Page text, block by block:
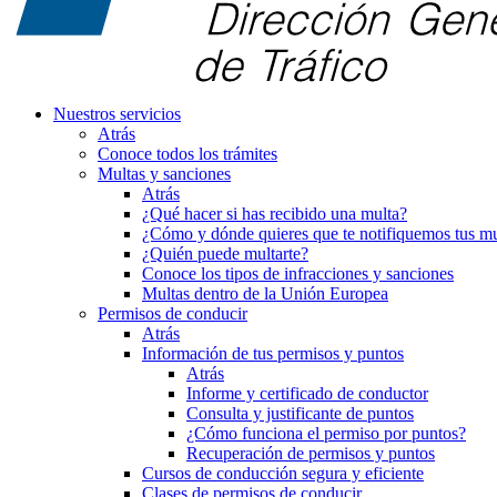
Nuestros servicios
Atrás
Conoce todos los trámites
Multas y sanciones
Atrás
¿Qué hacer si has recibido una multa?
¿Cómo y dónde quieres que te notifiquemos tus
¿Quién puede multarte?
Conoce los tipos de infracciones y sanciones
Multas dentro de la Unión Europea
Permisos de conducir
Atrás
Información de tus permisos y puntos
Atrás
Informe y certificado de conductor
Consulta y justificante de puntos
¿Cómo funciona el permiso por puntos?
Recuperación de permisos y puntos
Cursos de conducción segura y eficiente